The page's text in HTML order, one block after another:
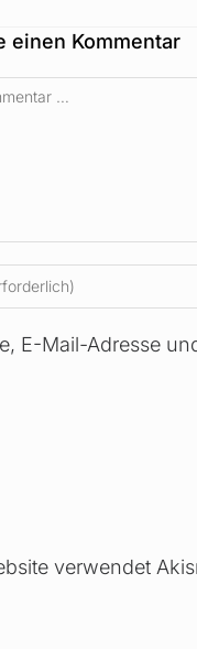
einen Kommentar
E-Mail-Adresse
verwendet